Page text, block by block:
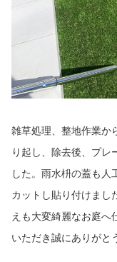
雑草処理、整地作業か
り起し、除去後、プレ
した。雨水枡の蓋も人
カットし貼り付けまし
えも大変綺麗なお庭へ
いただき誠にありがと